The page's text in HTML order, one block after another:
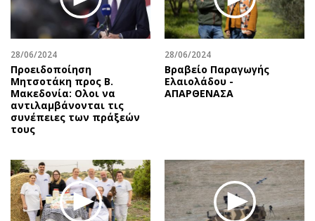
Χειρόγραφα
Επιστολές
28/06/2024
Προειδοποίηση
Μητσοτάκη προς Β.
Μακεδονία: Ολοι να
αντιλαμβάνονται τις
συνέπειες των πράξεών
τους
28/06/2024
Βραβείο Παραγωγής
Ελαιολάδου -
ΑΠΑΡΘΕΝΑΣΑ